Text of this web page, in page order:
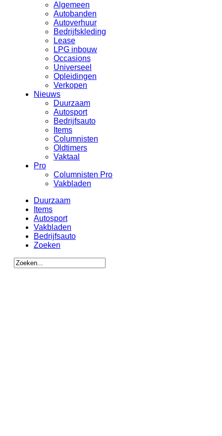
Algemeen
Autobanden
Autoverhuur
Bedrijfskleding
Lease
LPG inbouw
Occasions
Universeel
Opleidingen
Verkopen
Nieuws
Duurzaam
Autosport
Bedrijfsauto
Items
Columnisten
Oldtimers
Vaktaal
Pro
Columnisten Pro
Vakbladen
Duurzaam
Items
Autosport
Vakbladen
Bedrijfsauto
Zoeken